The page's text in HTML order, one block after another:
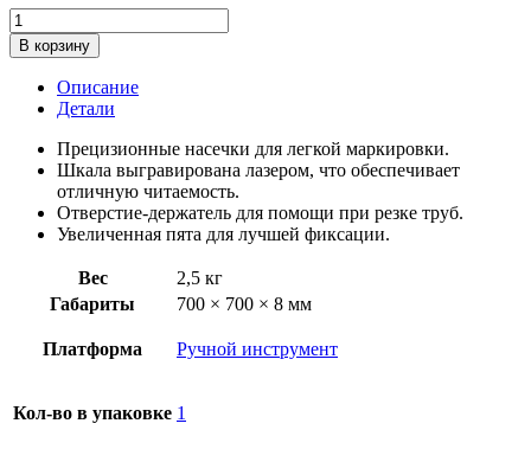
Количество
товара
Угольник-
транспортир
180x180мм
Milwaukee
В корзину
Описание
Детали
Прецизионные насечки для легкой маркировки.
Шкала выгравирована лазером, что обеспечивает
отличную читаемость.
Отверстие-держатель для помощи при резке труб.
Увеличенная пята для лучшей фиксации.
Вес
2,5 кг
Габариты
700 × 700 × 8 мм
Платформа Ручной инструмент
Кол-во в упаковке 1